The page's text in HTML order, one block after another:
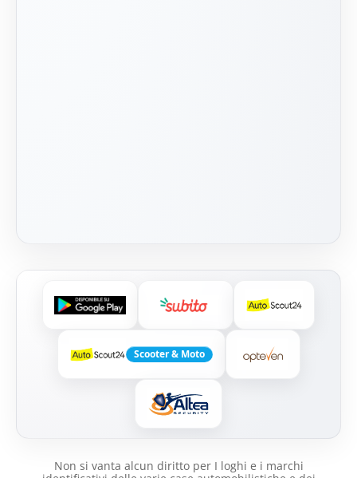
Scooter & Moto
Non si vanta alcun diritto per I loghi e i marchi